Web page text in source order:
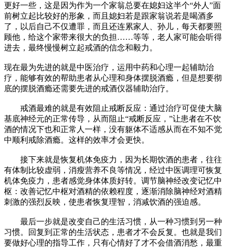
更好一些，这是因为作为一个家翁总要在媳妇这半个“外人”面
前树立起比较好的形象，而且媳妇若是跟家翁说若是喝酒多
了，以后自己不仅遭罪，而且还连累家人、孙儿，每天都要照
顾他，给这个家带来很大的负担……等等，老人家可能会听得
进去，最终慢慢树立起戒酒的信念和毅力。
现在最为先进的就是中医治疗，运用中药和心理一起辅助治
疗，能够有效的帮助患者从心理和身体摆脱酒瘾，但是想要彻
底的摆脱酒瘾还需要先进的戒酒仪器辅助治疗。
戒酒最难的就是有效阻止戒断反应：通过治疗可促使大脑
基底神经元的正常传导，从而阻止“戒断反应，”让患者在不饮
酒的情况下也和正常人一样，没有躯体不适感从而在不知不觉
中顺利戒除酒瘾。这样的效率才会更快。
接下来就是恢复机体免疫力，因为长期饮酒的患者，往往
有体制比较虚弱，消瘦营养不良等情况，经过中医调理可恢复
机体免疫力，患者感觉身体体质好转。调节脑神经改变记忆中
枢：改善记忆中枢对酒精的依赖程度，逐渐消除脑神经对酒精
刺激的强烈反映，使患者恢复理智，消减饮酒的强迫感。
最后一步就是改变自己的生活习惯，从一种习惯到另一种
习惯。回复到正常的生活状态，患者才不会反复。也就是我们
要做好心理的指导工作，只有心情好了才不会借酒消愁，最重